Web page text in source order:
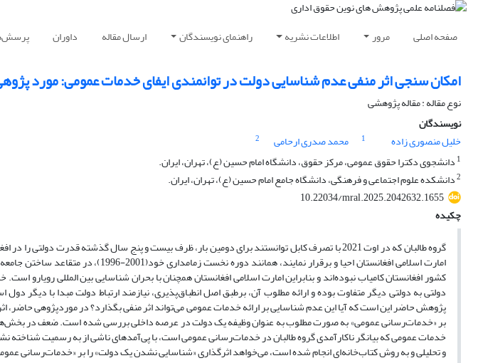
صفحه اصلی مرور اطلاعات نشریه راهنمای نویسندگان ارسال مقاله داوران
امکان سنجی اثر منفی عدم شناسایی دولت در توانمندی ایفای خدمات عمومی: مورد
نوع مقاله : مقاله پژوهشی
نویسندگان
خلیل منصوری زاده
1 محمد صدری ارحامی
2
1 دانشجوی دکترا حقوق عمومی، مرکز حقوق، دانشگاه امام حسین (ع)، تهران، ایران.
2دانشکده علوم اجتماعی و فرهنگی، دانشگاه جامع امام حسین (ع)، تهران، ایران.
10.22034/mral.2025.2042632.1655
چکیده
گروه طالبان که در اوت 2021 با تصرف کابل توانستند برای دومین بار، ظرف بیست و پنج سال گذشته قدرت
امارت اسلامی افغانستان احیا و برقرار نمایند،
کشور افغانستان کامیاب نبوده‌اند و بنابراین امارت اسلامی افغانستان همچنان با بحران شناسایی بین المللی رویارو
دولتی به دولتی دیگر متفاوت بوده و ارائه مطلوب آن، برطبق اصل انطباق‌پذیری، نیازمند ارتباط دولت مبدا با دیگر
پژوهش حاضر این است که آیا این عدم شناسایی بر ارائه خدمات عمومی می‌تواند اثر منفی بگذارد؟ در موردپژوهی حاضر،
بر «خدمات‌رسانی عمومی» به صورت مطلوب به عنوان وظیفه یک دولت در عرصه داخلی بررسی شده است. ضعف در
خدمات عمومی که بیانگر ناکارآمدی گروه طالبان در خدمات‌رسانی عمومی است، با پی‌آمدهای ناشی از به رسمیت شناخته
و تحلیلی و به روش کتاب‌خانه‌ای انجام شده است، می‌خواهد اثرگذاری «شناسایی نشدن یک دولت» را بر «خدمات‌رسانی